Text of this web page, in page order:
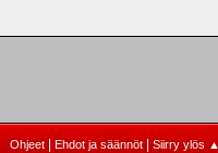
Ohjeet Ehdot ja säännöt Siirry ylös ▲